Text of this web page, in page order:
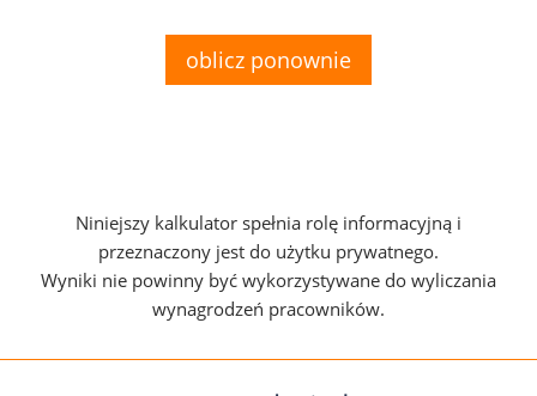
oblicz ponownie
Niniejszy kalkulator spełnia rolę informacyjną i
przeznaczony jest do użytku prywatnego.
Wyniki nie powinny być wykorzystywane do wyliczania
wynagrodzeń pracowników.